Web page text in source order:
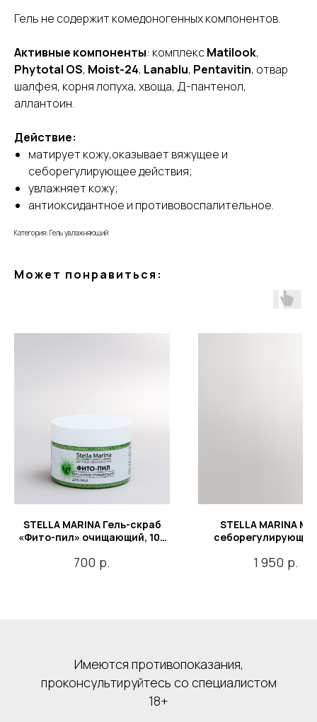
Гель не содержит комедоногенных компонентов.
Активные компоненты: комплексMatilook,
Phytotal OS, Moist-24, Lanablu, Pentavitin, отвар
шалфея, корня лопуха, хвоща, Д-пантенол,
аллантоин.
Действие:
матирует кожу,оказывает вяжущее и
себорегулирующее действия;
увлажняет кожу;
антиоксидантное и противовоспалительное.
Категория: Гель увлажняющий
Может понравиться:
STELLA MARINA Гель-скраб
«Фито-пил» очищающий, 100
700 р.
STELLA MARINA
"Zn+S", 100 мл
1 950 р.
Имеются противопоказания,
проконсультируйтесь со специалистом
18+